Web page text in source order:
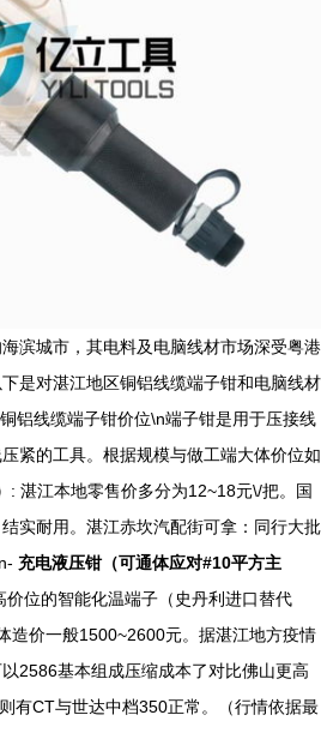
滨城市，其电料及电脑线材市场深受粤港
是对湛江地区铜铝线缆端子钳和电脑线材
铝线缆端子钳价位\n端子钳是用于压接线
紧的工具。根据规模与做工端大体价位如
: 湛江本地零售价多分为12~18元\/把。国
实耐用。湛江赤坎汽配街可拿：同行大批
充电液压钳（可通体应对#10平方主
价位的智能化温端子（史丹利进口替代
造价一般1500~2600元。据湛江地方疫情
2586基本组成压缩成本了对比佛山更高
有CT与世达中档350正常。（行情依据最